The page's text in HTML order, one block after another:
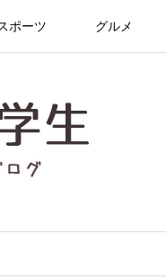
ポーツ グルメ